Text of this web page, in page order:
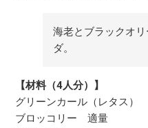
海老とブラックオ
ダ。
【材料（4人分）】
グリーンカール（レタス）
ブロッコリー 適量